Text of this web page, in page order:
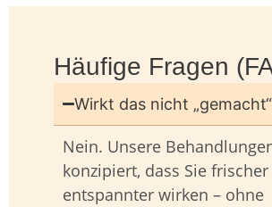
Häufige Fragen
Wirkt das nicht
Nein. Unsere
konzipiert, dass Sie
entspannter wirken – ohne